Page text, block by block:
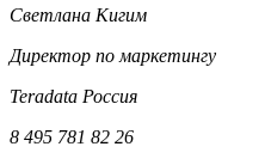
Светлана Кигим
Директор по маркетингу
Teradata Россия
8 495 781 82 26